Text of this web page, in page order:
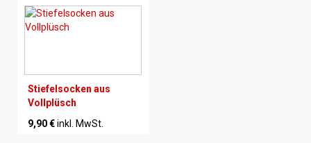
Stiefelsocken aus
Vollplüsch
9,90 €inkl. MwSt.